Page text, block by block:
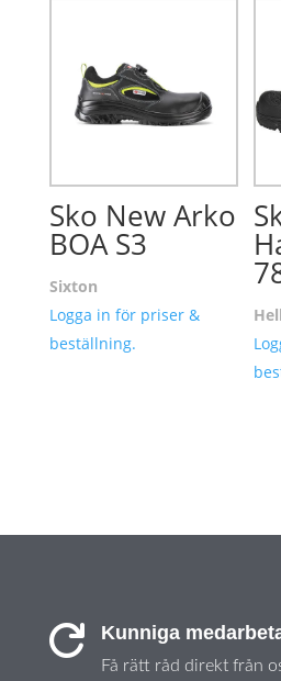
Sko New Arko
BOA S3
Sixton
Logga in för priser &
beställning.
 Kunniga
Få rätt råd direkt från